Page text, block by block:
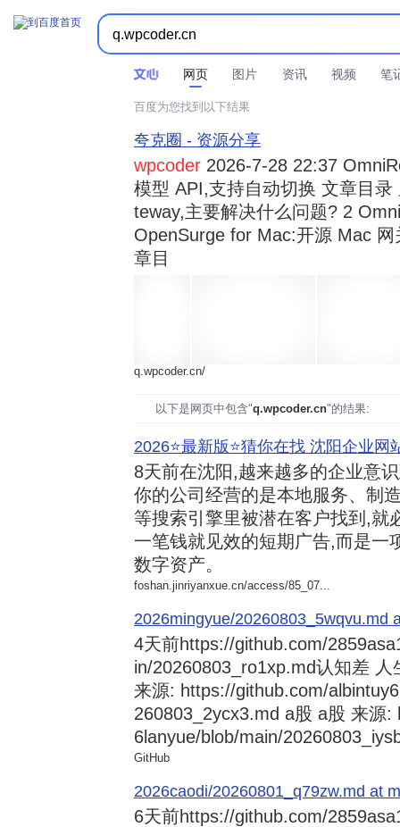
网页 图片 资讯 视频 笔
时间不限  所有网页和文件  站点内检索 
百度为您找到以下结果
夸克圈 - 资源分享
wpcoder 2026-7-28 22:37
模型 API,支持自动切换 文章目
teway,主要解决什么问题? 2
OpenSurge for Mac:开源 Mac
章目
q.wpcoder.cn/
以下是网页中包含"q.wpcoder.cn"的结果:
2026⭐️最新版⭐️猜你在找 沈阳企业网
8天前在沈阳,越来越多的企业意
你的公司经营的是本地服务、制
等搜索引擎里被潜在客户找到,就
一笔钱就见效的短期广告,而是一
数字资产。
foshan.jinriyanxue.cn/access/85_07...
2026mingyue/20260803_5wqvu.md
4天前https://github.com/
in/20260803_ro1xp.md认知差
来源: https://github.com/
260803_2ycx3.md a股 a股 来源
6lanyue/blob/main/
GitHub
2026caodi/20260801_q79zw.md at
6天前https://github.com/